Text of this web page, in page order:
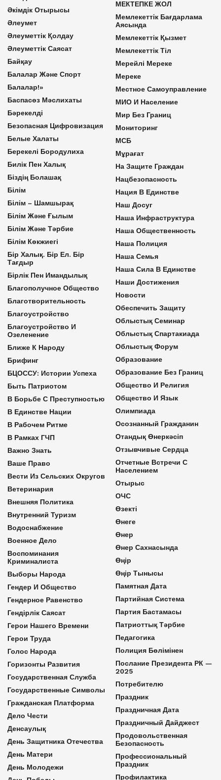
Әкімдік Отырысы
Әлеумет
Әлеуметтік Қолдау
Әлеуметтік Саясат
Байқау
Балалар Және Спорт
Балалар!»
Баспасөз Мәслихаты
Бәрекелді
Безопасная Цифровизация
Белые Халаты
Берекелі Бородулиха
Билік Пен Халық
Біздің Болашақ
Білім
Білім – Шамшырақ
Білім Және Ғылым
Білім Және Тәрбие
Білім Көкжиегі
Бір Халық. Бір Ел. Бір
Тағдыр
Бірлік Пен Имандылық
Благополучное Общество
Благотворительность
Благоустройство
Благоустройство И
Озеленение
Ближе К Народу
Брифинг
БЦОССУ: Истории Успеха
Быть Патриотом
В Борьбе С Преступностью
В Единстве Нации
В Рабочем Ритме
В Рамках ГЧП
Важно Знать
Ваше Право
Вести Из Сельских Округов
Ветеринария
Внешняя Политика
Внутренний Туризм
Водоснабжение
Военное Дело
Воспоминания
Криминалиста
Выборы Народа
Гендер И Общество
Гендерное Равенство
Гендірлік Саясат
Герои Нашего Времени
Герои Труда
Голос Народа
Горизонты Развития
Государственная Служба
Государственные Символы
Гражданская Платформа
Дело Чести
Денсаулық
День Защитника Отечества
День Матери
День Молодежи
МЕКТЕПКЕ ЖОЛ
Мемлекеттік Бағдарлама
Аясында
Мемлекеттік Қызмет
Мемлекеттік Тіл
Мерейлі Мереке
Мереке
Местное Самоуправление
МИО И Население
Мир Без Границ
Мониторинг
МСБ
Мұрағат
На Защите Граждан
Нацбезопасность
Нация В Единстве
Наш Досуг
Наша Инфраструктура
Наша Общественность
Наша Полиция
Наша Семья
Наша Сила В Единстве
Наши Достижения
Новости
Обеспечить Защиту
Облыстық Семинар
Облыстық Спартакиада
Облыстық Форум
Образование
Образование Без Границ
Общество И Религия
Общество И Язык
Олимпиада
Осознанный Гражданин
Отандық Өнеркәсіп
Отзывчивые Сердца
Отчетные Встречи С
Населением
Отырыс
ОЧС
Өзекті
Өнеге
Өнер
Өнер Сахнасында
Өңір
Өңір Тынысы
Памятная Дата
Партийная Система
Партия Бастамасы
Патриоттық Тәрбие
Педагогика
Полиция Бөлімінен
Послание Президента РК —
2025
Потребителю
Праздник
Праздничная Дата
Праздничный Дайджест
Продовольственная
Безопасность
Профессиональный
Праздник
Профилактика